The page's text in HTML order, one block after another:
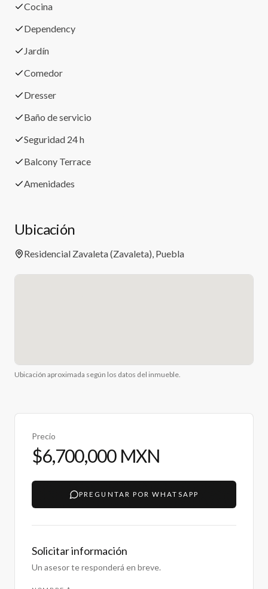
Cocina
Dependency
Jardín
Comedor
Dresser
Baño de servicio
Seguridad 24 h
Balcony Terrace
Amenidades
Ubicación
Residencial Zavaleta (Zavaleta), Puebla
Ubicación aproximada según los datos del inmueble.
Precio
$6,700,000 MXN
PREGUNTAR POR WHATSAPP
Solicitar información
Un asesor te responderá en breve.